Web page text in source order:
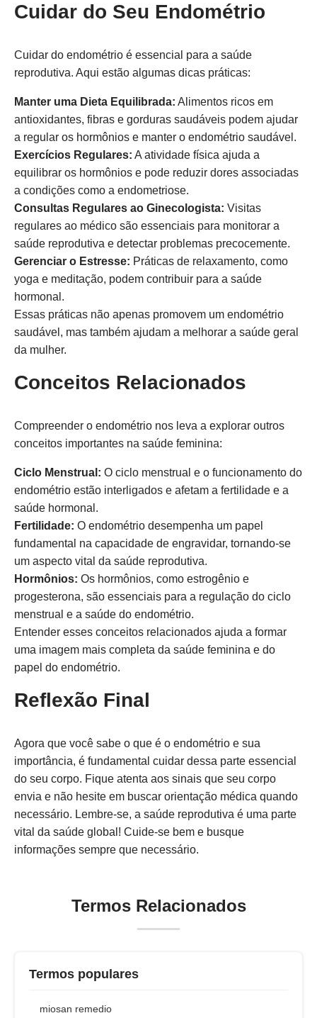
Cuidar do Seu Endométrio
Cuidar do endométrio é essencial para a saúde
reprodutiva. Aqui estão algumas dicas práticas:
Manter uma Dieta Equilibrada: Alimentos ricos em
antioxidantes, fibras e gorduras saudáveis podem ajudar
a regular os hormônios e manter o endométrio saudável.
Exercícios Regulares: A atividade física ajuda a
equilibrar os hormônios e pode reduzir dores associadas
a condições como a endometriose.
Consultas Regulares ao Ginecologista: Visitas
regulares ao médico são essenciais para monitorar a
saúde reprodutiva e detectar problemas precocemente.
Gerenciar o Estresse: Práticas de relaxamento, como
yoga e meditação, podem contribuir para a saúde
hormonal.
Essas práticas não apenas promovem um endométrio
saudável, mas também ajudam a melhorar a saúde geral
da mulher.
Conceitos Relacionados
Compreender o endométrio nos leva a explorar outros
conceitos importantes na saúde feminina:
Ciclo Menstrual: O ciclo menstrual e o funcionamento do
endométrio estão interligados e afetam a fertilidade e a
saúde hormonal.
Fertilidade: O endométrio desempenha um papel
fundamental na capacidade de engravidar, tornando-se
um aspecto vital da saúde reprodutiva.
Hormônios: Os hormônios, como estrogênio e
progesterona, são essenciais para a regulação do ciclo
menstrual e a saúde do endométrio.
Entender esses conceitos relacionados ajuda a formar
uma imagem mais completa da saúde feminina e do
papel do endométrio.
Reflexão Final
Agora que você sabe o que é o endométrio e sua
importância, é fundamental cuidar dessa parte essencial
do seu corpo. Fique atenta aos sinais que seu corpo
envia e não hesite em buscar orientação médica quando
necessário. Lembre-se, a saúde reprodutiva é uma parte
vital da saúde global! Cuide-se bem e busque
informações sempre que necessário.
Termos Relacionados
Termos populares
miosan remedio